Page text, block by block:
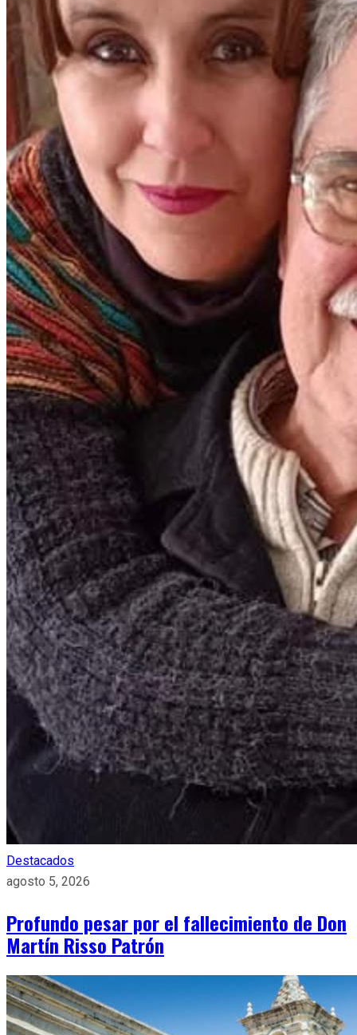
Destacados
agosto 5, 2026
Profundo pesar por el fallecimiento de Don
Martín Risso Patrón